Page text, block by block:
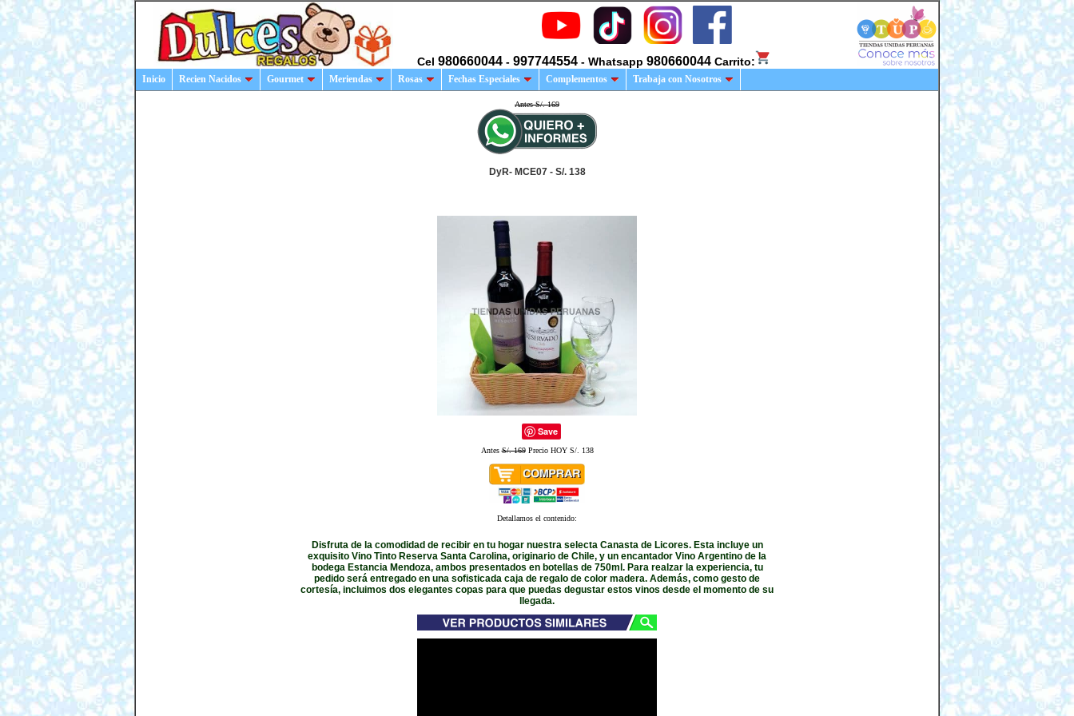
Cel 980660044 - 997744554 - Whatsapp 980660044 Carrito:
Inicio Recien Nacidos Gourmet Meriendas Rosas Fechas Especiales Complementos Trabaja con Nosotros
Antes S/. 169
DyR- MCE07 - S/. 138
Save
AntesS/. 169Precio HOY S/. 138
Detallamos el contenido:
Disfruta de la comodidad de recibir en tu hogar nuestra selecta Canasta de Licores. Esta incluye un
exquisito Vino Tinto Reserva Santa Carolina, originario de Chile, y un encantador Vino Argentino de la
bodega Estancia Mendoza, ambos presentados en botellas de 750ml. Para realzar la experiencia, tu
pedido será entregado en una sofisticada caja de regalo de color madera. Además, como gesto de
cortesía, incluimos dos elegantes copas para que puedas degustar estos vinos desde el momento de su
llegada.